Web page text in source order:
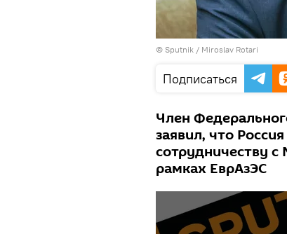
© Sputnik / Miroslav Rotari
Подписаться
Член
заявил, что
сотрудничеству
рамках ЕврАзЭС